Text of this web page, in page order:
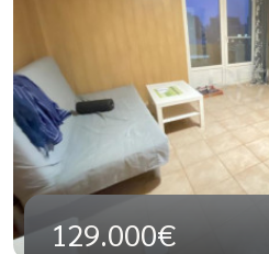
129.000€